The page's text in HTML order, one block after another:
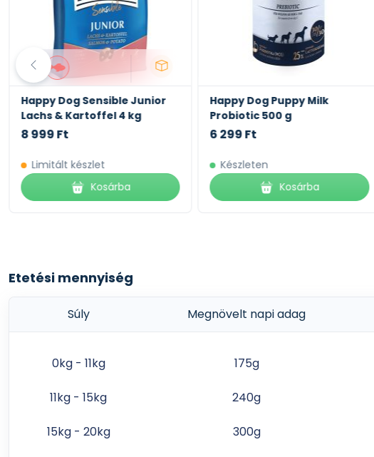
Happy Dog Sensible Junior
Lachs & Kartoffel 4 kg
8 999 Ft
Limitált készlet
Kosárba
Happy Dog Puppy Milk
Probiotic 500 g
6 299 Ft
Készleten
Kosárba
Etetési mennyiség
Súly Megnövelt napi adag
0kg - 11kg 175g
11kg - 15kg 240g
15kg - 20kg 300g